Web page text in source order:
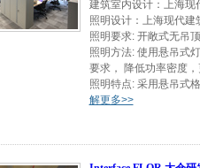
建筑室内设计：上海现
照明设计：上海现代
照明要求: 开敞式无吊
照明方法: 使用悬吊式
要求， 降低功率密度，
照明特点: 采用悬吊式
解更多>>